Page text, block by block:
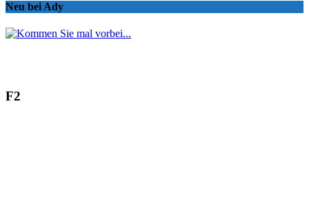
Neu bei Ady
F2